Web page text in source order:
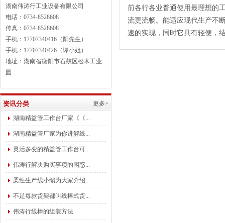
湖南伟涛行工业设备有限公司
电话：0734-8528608
传真：0734-8528608
手机：17707340416（阳先生）
手机：17707340426（谭小姐）
地址：湖南省衡阳市石鼓区松木工业
园
资讯分类 更多>
湖南精益管工作台厂家《《...
湖南精益管厂家为你讲解线...
灵活多变的精益管工作台可...
伟涛行解决购买事项的困惑...
柔性生产线小编为大家介绍...
不是每款货架都叫线棒式货...
伟涛行线棒的组装方法
前各行各业普通使用最理想的
流更流畅。能适应现代生产不
速的实现，同时它具有轻便，